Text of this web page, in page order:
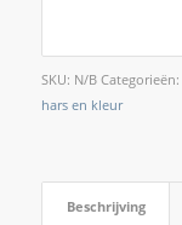
SKU: N/B Categorieën:
hars en kleur
Beschrijving